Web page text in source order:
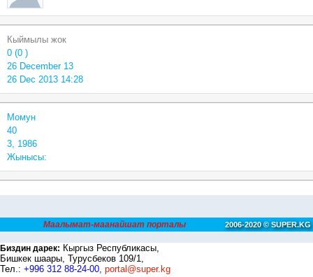
Кыймылы жок
0 (0 )
26 December 13
26 Dec 2013 14:28
Момун
40
3, 1986
Жынысы:
Маалымат-маанайшат порталы 2006-2020 © SUPER.KG
Биздин дарек: Кыргыз Республикасы,
Бишкек шаары, Турусбеков 109/1,
Тел.: +996 312 88-24-00, portal@super.kg